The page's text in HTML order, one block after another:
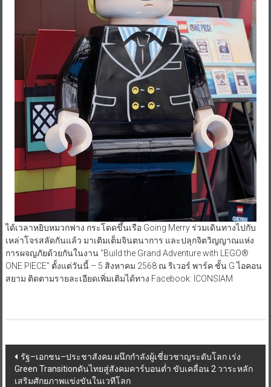
ได้เวลาหยิบหมวกฟาง กระโดดขึ้นเรือ Going Merry ร่วมเดินทางไปกับ
เหล่าโจรสลัดกันแล้ว มาเติมเต็มจินตนาการ และปลุกจิตวิญญาณแห่ง
การผจญภัยด้วยกันในงาน “Build the Grand Adventure with LEGO®
ONE PIECE” ตั้งแต่วันนี้ – 5 สิงหาคม 2568 ณ ริเวอร์ พาร์ค ชั้น G ไอคอน
สยาม ติดตามรายละเอียดเพิ่มเติมได้ทาง Facebook: ICONSIAM
Post
navigation
รัฐ–เอกชน–ประชาสังคม ผนึกกำลังผู้เชี่ยวชาญระดับโลก เร่ง
Green Transitionดันไทยสู่สังคมคาร์บอนต่ำ ขับเคลื่อน 2 วาระหลัก
เสริมศักยภาพแข่งขันในเวทีโลก